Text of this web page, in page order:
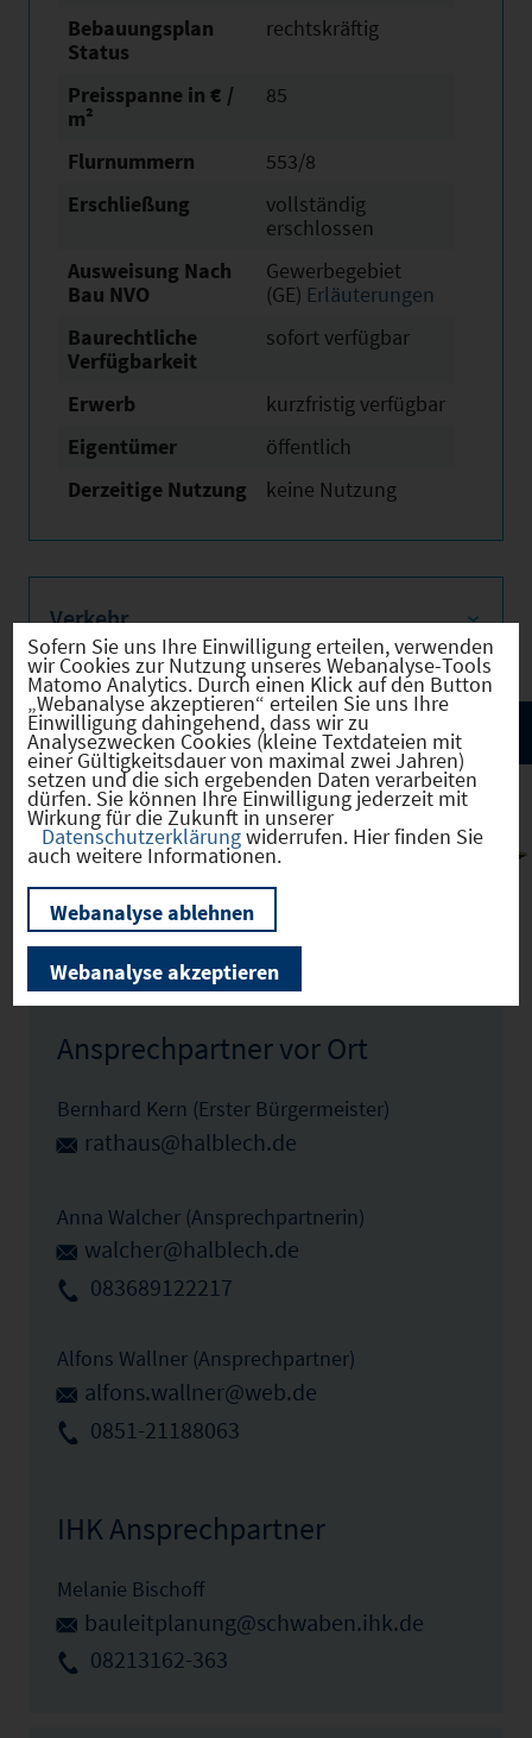
Bebauungsplan
Status
rechtskräftig
Preisspanne in € /
m²
85
Flurnummern
553/8
Erschließung
vollständig
erschlossen
Ausweisung Nach
Bau NVO
Gewerbegebiet
(GE) Erläuterungen
Baurechtliche
Verfügbarkeit
sofort verfügbar
Erwerb
kurzfristig verfügbar
Eigentümer
öffentlich
Derzeitige Nutzung
keine Nutzung
Verkehr
Halblech(09777173)
Zum Profil
Ansprechpartner vor Ort
Bernhard Kern (Erster Bürgermeister)
rathaus@halblech.de
Anna Walcher (Ansprechpartnerin)
walcher@halblech.de
083689122217
Alfons Wallner (Ansprechpartner)
alfons.wallner@web.de
0851-21188063
IHK Ansprechpartner
Melanie Bischoff
bauleitplanung@schwaben.ihk.de
08213162-363
Sofern Sie uns Ihre Einwilligung erteilen, verwenden
wir Cookies zur Nutzung unseres Webanalyse-Tools
Matomo Analytics. Durch einen Klick auf den Button
„Webanalyse akzeptieren“ erteilen Sie uns Ihre
Einwilligung dahingehend, dass wir zu
Analysezwecken Cookies (kleine Textdateien mit
einer Gültigkeitsdauer von maximal zwei Jahren)
setzen und die sich ergebenden Daten verarbeiten
dürfen. Sie können Ihre Einwilligung jederzeit mit
Wirkung für die Zukunft in unserer
Datenschutzerklärungwiderrufen. Hier finden Sie
auch weitere Informationen.
Webanalyse ablehnen
Webanalyse akzeptieren